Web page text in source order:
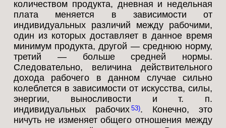
количеством продукта, дневная и недельная
плата меняется в зависимости от
индивидуальных различий между рабочими,
один из которых доставляет в данное время
минимум продукта, другой — среднюю норму,
третий — больше средней нормы.
Следовательно, величина действительного
дохода рабочего в данном случае сильно
колеблется в зависимости от искусства, силы,
энергии, выносливости и т. п.
индивидуальных рабочих 53 . Конечно, это
ничуть не изменяет общего отношения между